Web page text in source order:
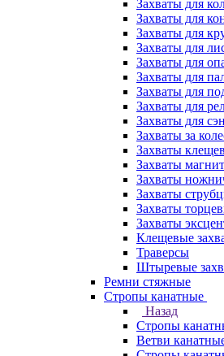
Захваты для
Захваты для
Захваты для
Захваты для
Захваты для
Захваты для
Захваты для
Захваты для
Захваты для
Захваты за
Захваты
Захваты
Захваты
Захваты
Захваты
Захваты
Клещевые
Траверсы
Штыревые
Ремни стяжные
Стропы канатные
Назад
Стропы
Ветви